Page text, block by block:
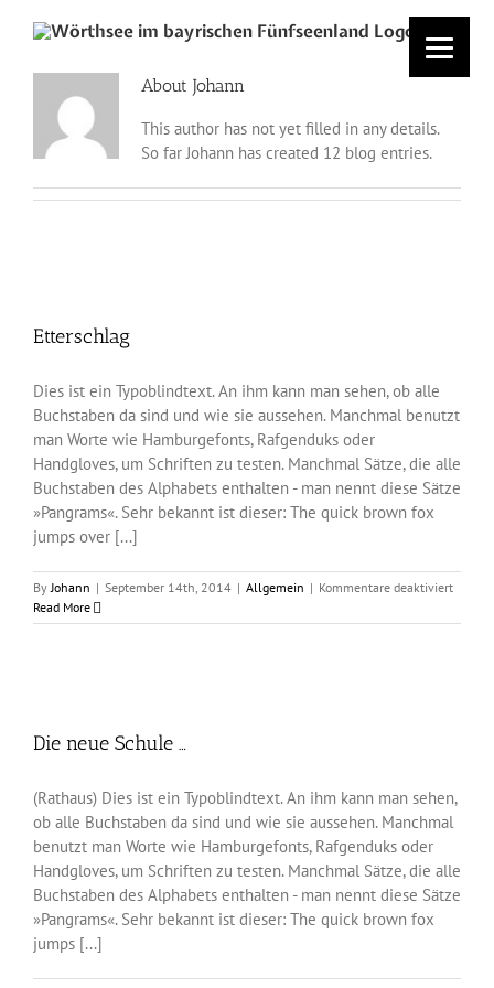
About Johann
This author has not yet filled in any details.
So far Johann has created 12 blog entries.
Etterschlag
Dies ist ein Typoblindtext. An ihm kann man sehen, ob alle
Buchstaben da sind und wie sie aussehen. Manchmal benutzt
man Worte wie Hamburgefonts, Rafgenduks oder
Handgloves, um Schriften zu testen. Manchmal Sätze, die alle
Buchstaben des Alphabets enthalten - man nennt diese Sätze
»Pangrams«. Sehr bekannt ist dieser: The quick brown fox
jumps over [...]
ByJohann | September 14th, 2014 | Allgemein | Kommentare deaktiviertfür
Read More
Die neue Schule …
(Rathaus) Dies ist ein Typoblindtext. An ihm kann man sehen,
ob alle Buchstaben da sind und wie sie aussehen. Manchmal
benutzt man Worte wie Hamburgefonts, Rafgenduks oder
Handgloves, um Schriften zu testen. Manchmal Sätze, die alle
Buchstaben des Alphabets enthalten - man nennt diese Sätze
»Pangrams«. Sehr bekannt ist dieser: The quick brown fox
jumps [...]